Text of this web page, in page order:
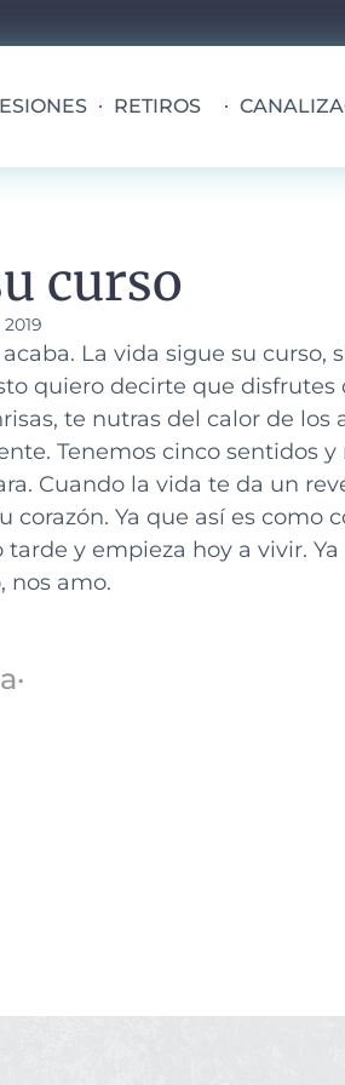
RETIROS
curso
La vida sigue su curso,
quiero decirte que
te nutras del calor de los
Tenemos cinco sentidos
Cuando la vida te da un
corazón. Ya que así es como
y empieza hoy a vivir.
nos amo.